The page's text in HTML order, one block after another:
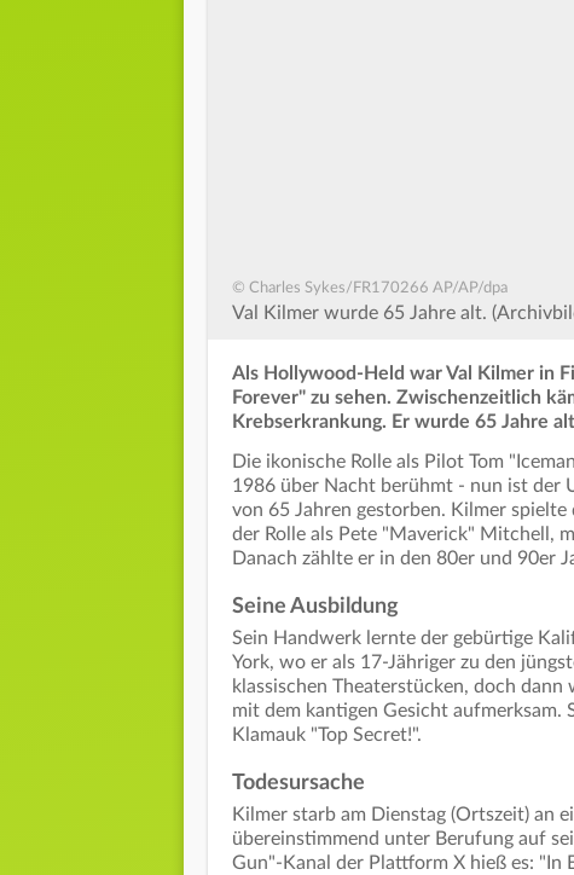
© Charles Sykes/FR170266 AP/AP/dpa
Val Kilmer wurde 65 Jahre alt.
Als Hollywood-Held war Val Kilmer in
Forever" zu sehen. Zwischenzeitlich
Krebserkrankung. Er wurde 65 Jahre
Die ikonische Rolle als Pilot Tom
1986 über Nacht berühmt - nun ist der
von 65 Jahren gestorben. Kilmer
der Rolle als Pete "Maverick" Mitchell,
Danach zählte er in den 80er und 90er
Seine Ausbildung
Sein Handwerk lernte der gebürtige
York, wo er als 17-Jähriger zu den
klassischen Theaterstücken, doch
mit dem kantigen Gesicht aufmerksam.
Klamauk "Top Secret!".
Todesursache
Kilmer starb am Dienstag (Ortszeit) an
übereinstimmend unter Berufung auf
Gun"-Kanal der Plattform X hieß es: "In